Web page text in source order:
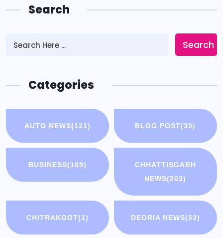
Search
Search
Categories
AUTO NEWS(121) BLOG POST(30)
BUSINESS(169)
CHHATTISGARH
NEWS(203)
CHITRAKOOT(1) DEORIA NEWS(53)